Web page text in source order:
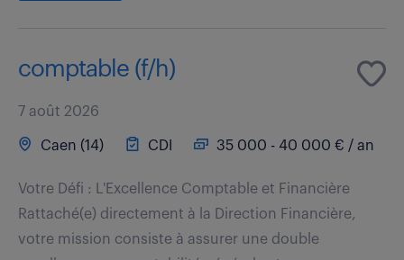
comptable (f/h)
7 août 2026
Caen (14) CDI 35 000 - 40 000 € / an
Votre Défi : L'Excellence Comptable et Financière
Rattaché(e) directement à la Direction Financière,
votre mission consiste à assurer une double